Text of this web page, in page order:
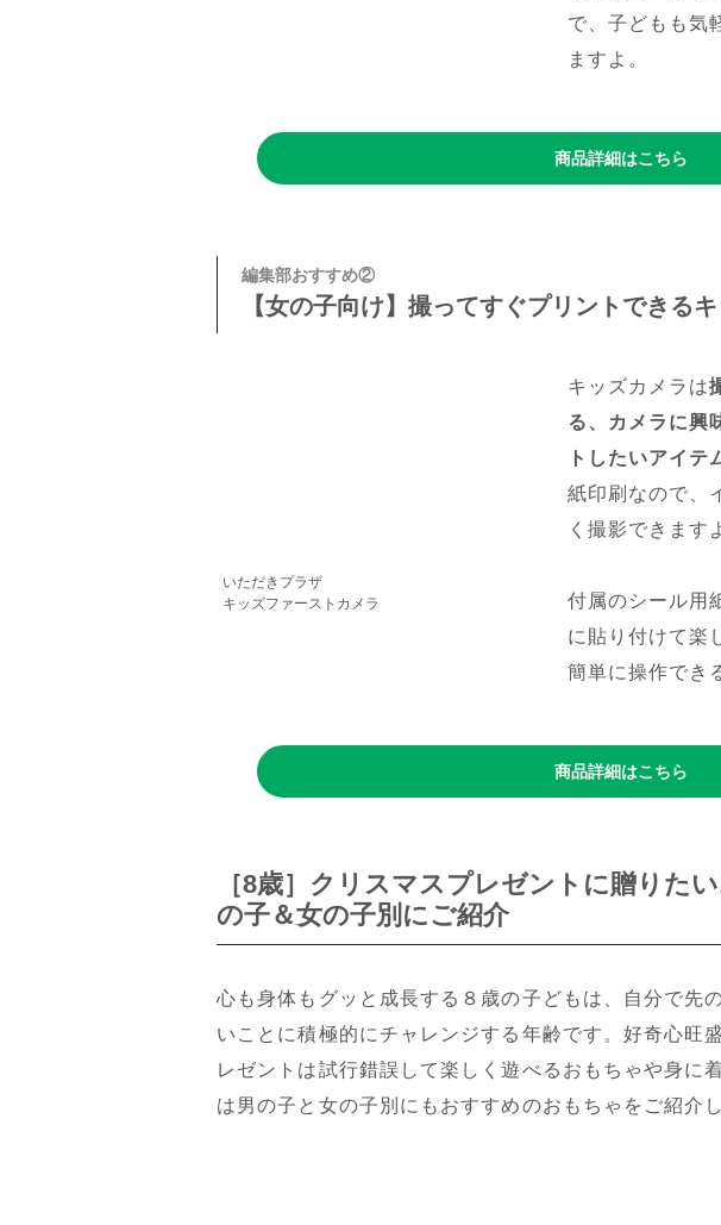
で、子どもも気
ますよ。
商品詳細はこちら
編集部おすすめ②
【女の子向け】撮ってすぐプリントできる
いただきプラザ
キッズファーストカメラ
キッズカメラは
る、カメラに興
トしたいアイテ
紙印刷なので、
く撮影できます
付属のシール用
に貼り付けて楽
簡単に操作でき
商品詳細はこちら
［8歳］クリスマスプレゼントに贈りた
の子＆女の子別にご紹介
心も身体もグッと成長する８歳の子どもは、自分で先
いことに積極的にチャレンジする年齢です。好奇心旺
レゼントは試行錯誤して楽しく遊べるおもちゃや身に
は男の子と女の子別にもおすすめのおもちゃをご紹介し